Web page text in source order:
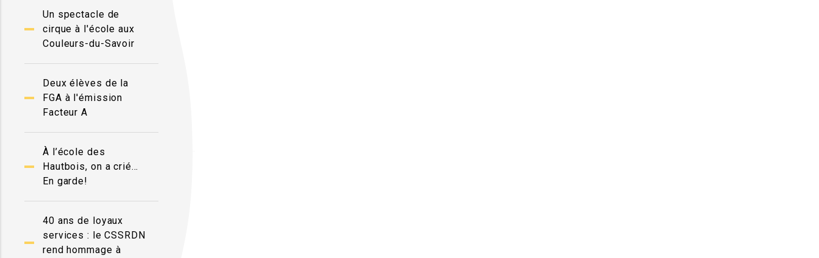
Un spectacle de
cirque à l'école aux
Couleurs-du-Savoir
Deux élèves de la
FGA à l'émission
Facteur A
À l’école des
Hautbois, on a crié…
En garde!
40 ans de loyaux
services : le CSSRDN
rend hommage à